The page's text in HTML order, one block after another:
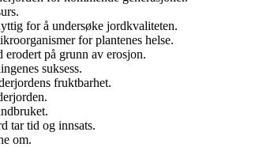
for å undersøke jordkvaliteten.
for plantenes helse.
på grunn av erosjon.
suksess.
fruktbarhet.
tar tid og innsats.
om.